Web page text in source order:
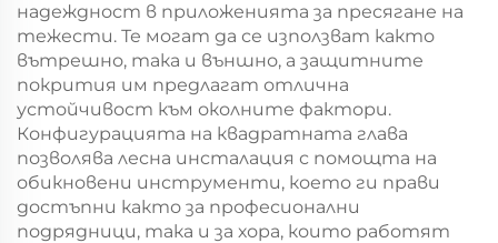
надеждност в приложенията за пресягане на
тежести. Те могат да се използват както
вътрешно, така и външно, а защитните
покрития им предлагат отлична
устойчивост към околните фактори.
Конфигурацията на квадратната глава
позволява лесна инсталация с помощта на
обикновени инструменти, което ги прави
достъпни както за професионални
подрядници, така и за хора, които работят